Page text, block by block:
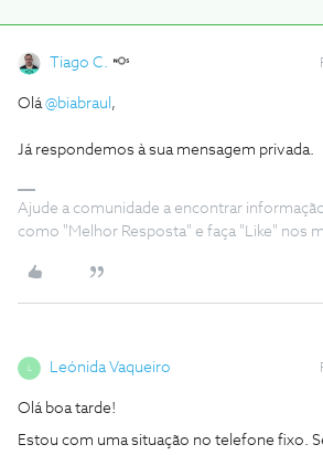
Tiago C.
Olá@biabraul ,
Já respondemos à sua mensagem privada.
Ajude a comunidade a encontrar
como "Melhor Resposta" e faça "Like" nos
Leónida Vaqueiro
Olá boa tarde!
Estou com uma situação no telefone fixo.